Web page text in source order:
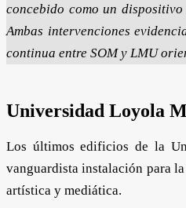
concebido como un
Ambas intervenciones
continua entre SOM y LMU
Universidad Loyola
Los últimos edificios de la
vanguardista instalación para
artística y mediática.